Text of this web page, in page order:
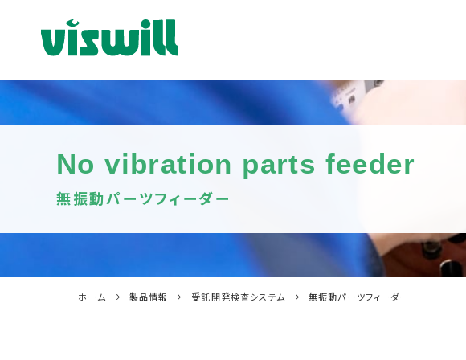
No vibration parts feeder
無振動パーツフィーダー
ホーム 製品情報 受託開発検査システム 無振動パーツフィーダー